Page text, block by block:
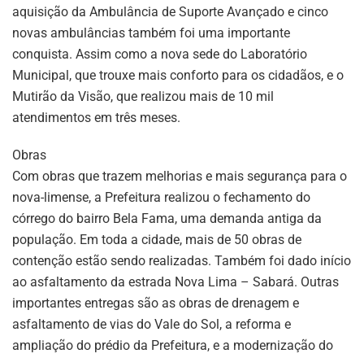
aquisição da Ambulância de Suporte Avançado e cinco
novas ambulâncias também foi uma importante
conquista. Assim como a nova sede do Laboratório
Municipal, que trouxe mais conforto para os cidadãos, e o
Mutirão da Visão, que realizou mais de 10 mil
atendimentos em três meses.
Obras
Com obras que trazem melhorias e mais segurança para o
nova-limense, a Prefeitura realizou o fechamento do
córrego do bairro Bela Fama, uma demanda antiga da
população. Em toda a cidade, mais de 50 obras de
contenção estão sendo realizadas. Também foi dado início
ao asfaltamento da estrada Nova Lima – Sabará. Outras
importantes entregas são as obras de drenagem e
asfaltamento de vias do Vale do Sol, a reforma e
ampliação do prédio da Prefeitura, e a modernização do